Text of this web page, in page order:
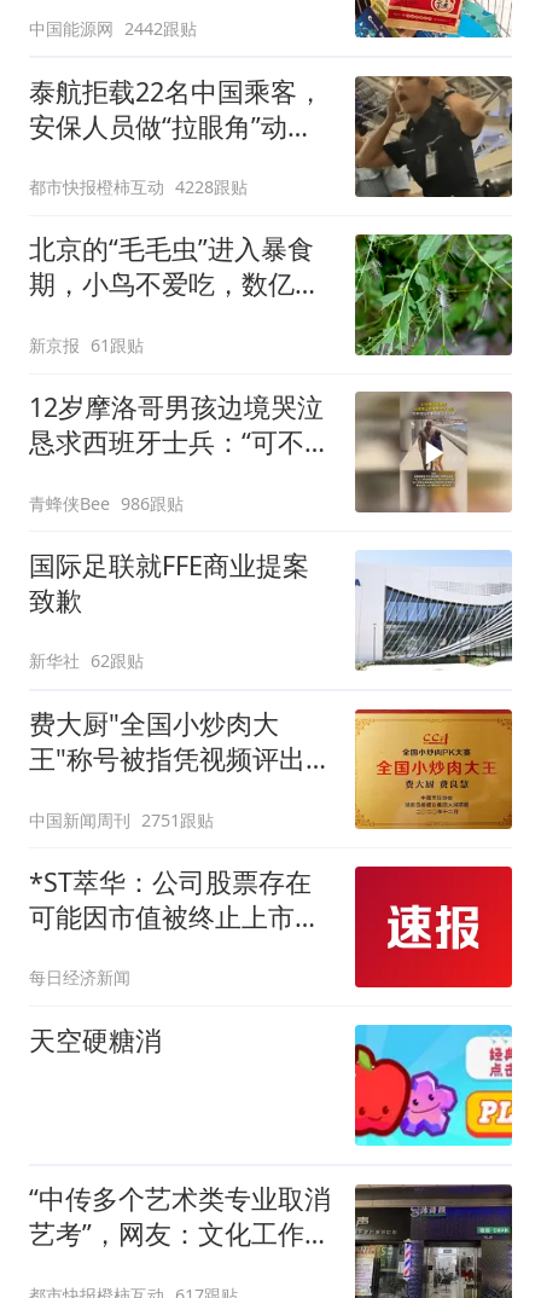
中国能源网 2442跟贴
泰航拒载22名中国乘客，
安保人员做“拉眼角”动
拒绝登机决定由航司作
出；亲历者：曾承诺免费
改签但没兑现
都市快报橙柿互动 4228跟贴
北京的“毛毛虫”进入暴食
期，小鸟不爱吃，数亿头
新京报 61跟贴
12岁摩洛哥男孩边境哭泣
恳求西班牙士兵：“可不可
青蜂侠Bee 986跟贴
国际足联就FFE商业提案
致歉
新华社 62跟贴
费大厨"全国小炒肉大
王"称号被指凭视频评出
中国新闻周刊 2751跟贴
*ST萃华：公司股票存在
可能因市值被终止上市的
每日经济新闻
天空硬糖消
“中传多个艺术类专业取消
艺考”，网友：文化工作者